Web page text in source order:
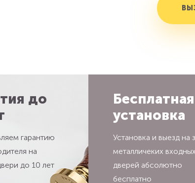
до
гарантию
на
до 10 лет
Бесплатная
установка
Установка и выезд на
металличеких входных
дверей абсолютно
бесплатно